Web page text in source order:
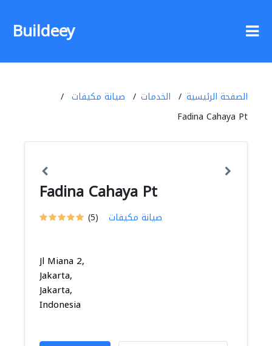
Buildeey
الصفحة الرئيسية الخدمات
صيانة مكيفات
Fadina Cahaya Pt
Fadina Cahaya Pt
(5) صيانة مكيفات
Jl Miana 2,
Jakarta,
Jakarta,
Indonesia